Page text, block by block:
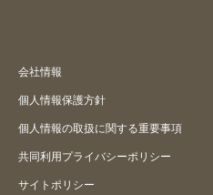
会社情報
個人情報保護方針
個人情報の取扱に関する重要事項
共同利用プライバシーポリシー
サイトポリシー